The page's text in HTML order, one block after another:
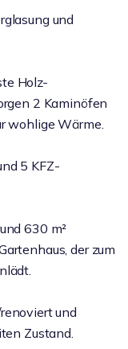
und
Holz-
2 Kaminöfen
wohlige Wärme.
5 KFZ-
630 m²
der zum
und
Zustand.